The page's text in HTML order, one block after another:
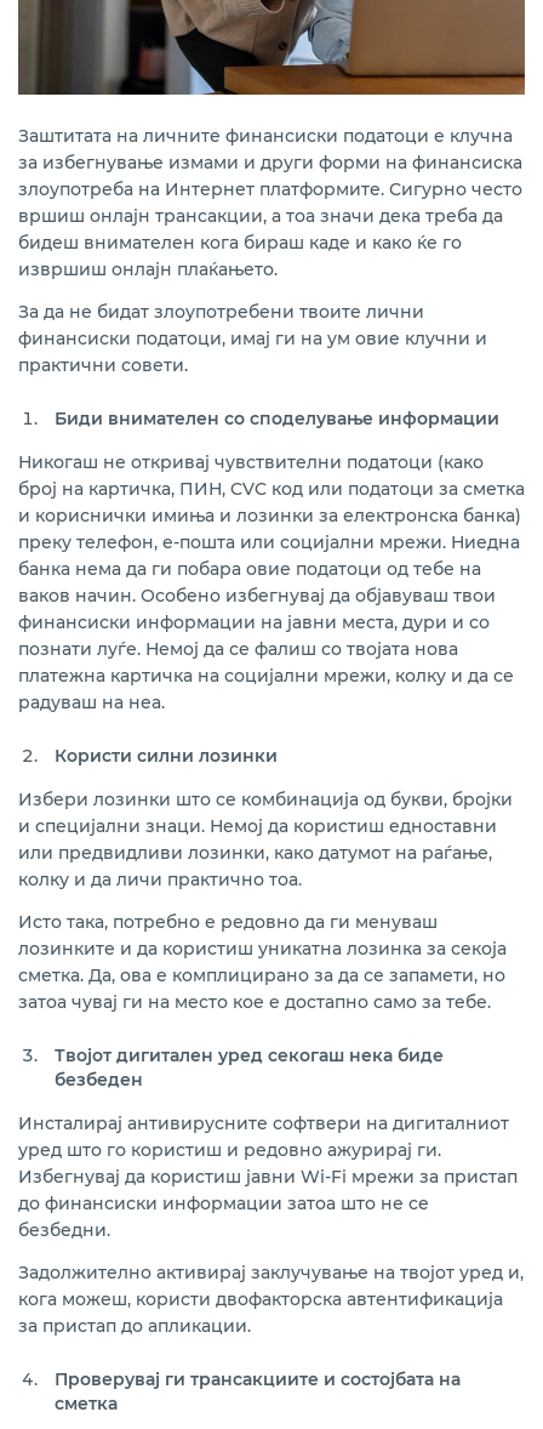
Заштитата на личните финансиски податоци е клучна
за избегнување измами и други форми на финансиска
злоупотреба на Интернет платформите. Сигурно често
вршиш онлајн трансакции, а тоа значи дека треба да
бидеш внимателен кога бираш каде и како ќе го
извршиш онлајн плаќањето.
За да не бидат злоупотребени твоите лични
финансиски податоци, имај ги на ум овие клучни и
практични совети.
Биди внимателен со споделување информации
Никогаш не откривај чувствителни податоци (како
број на картичка, ПИН, CVC код или податоци за сметка
и кориснички имиња и лозинки за електронска банка)
преку телефон, е-пошта или социјални мрежи. Ниедна
банка нема да ги побара овие податоци од тебе на
ваков начин. Особено избегнувај да објавуваш твои
финансиски информации на јавни места, дури и со
познати луѓе. Немој да се фалиш со твојата нова
платежна картичка на социјални мрежи, колку и да се
радуваш на неа.
Користи силни лозинки
Избери лозинки што се комбинација од букви, бројки
и специјални знаци. Немој да користиш едноставни
или предвидливи лозинки, како датумот на раѓање,
колку и да личи практично тоа.
Исто така, потребно е редовно да ги менуваш
лозинките и да користиш уникатна лозинка за секоја
сметка. Да, ова е комплицирано за да се запамети, но
затоа чувај ги на место кое е достапно само за тебе.
Твојот дигитален уред секогаш нека биде
безбеден
Инсталирај антивирусните софтвери на дигиталниот
уред што го користиш и редовно ажурирај ги.
Избегнувај да користиш јавни Wi-Fi мрежи за пристап
до финансиски информации затоа што не се
безбедни.
Задолжително активирај заклучување на твојот уред и,
кога можеш, користи двофакторска автентификација
за пристап до апликации.
Проверувај ги трансакциите и состојбата на
сметка